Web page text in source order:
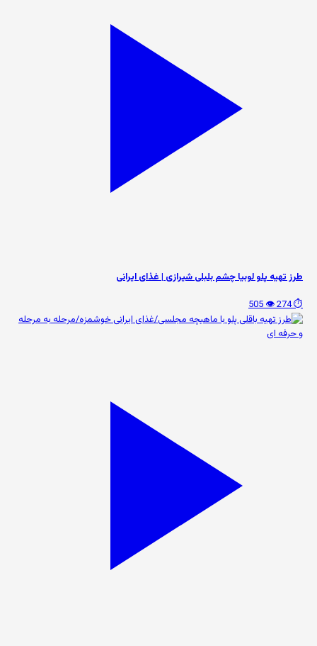
طرز تهیه پلو لوبیا چشم بلبلی شیرازی | غذای ایرانی
⏱️ 274
👁️ 505